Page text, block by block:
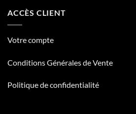
ACCÈS CLIENT
Votre compte
Conditions Générales de Vente
Politique de confidentialité